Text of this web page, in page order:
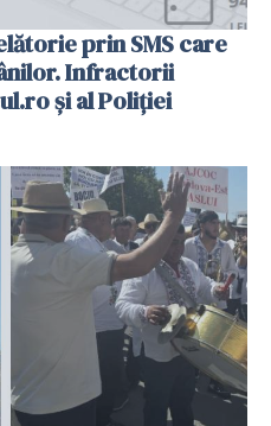
prin SMS care
Infractorii
și al Poliției